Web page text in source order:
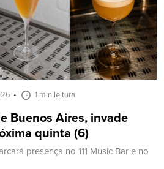
1 min leitura
Buenos Aires, invade
quinta (6)
presença no 111 Music Bar e no